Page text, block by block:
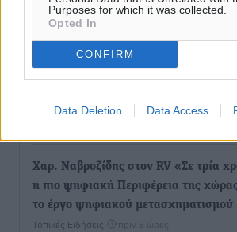
Purposes for which it was collected.
Opted In
CONFIRM
Data Deletion Data Access
Δύο σχολεία της Λέρου αλλάζουν
αγάπης για τα παιδιά
Τοπικές Ειδήσεις• πριν 7 ώρες
παρά τα σκαμπανεβάσματα
Χαρ. Ναβροζίδης στον RV «Σε τρία
η πιο ψηφιακή Περιφέρεια της
το έργο ψηφιακού μετασχηματισμού
Τοπικές Ειδήσεις πριν 8 ώρες